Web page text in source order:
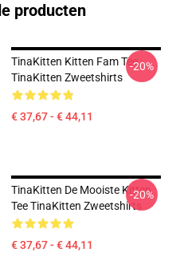
producten
TinaKitten Kitten Fam Tee
TinaKitten Zweetshirts
€ 37,67 - € 44,11
-20%
TinaKitten De Mooiste Kitten
Tee TinaKitten Zweetshirts
€ 37,67 - € 44,11
-20%